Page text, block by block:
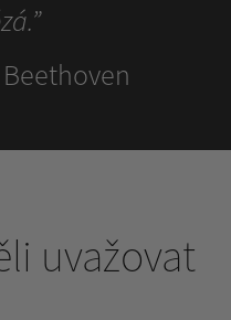
uvažovat